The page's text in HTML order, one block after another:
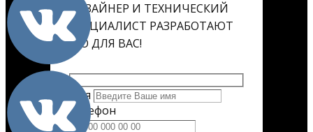
ДИЗАЙНЕР И ТЕХНИЧЕСКИЙ
СПЕЦИАЛИСТ РАЗРАБОТАЮТ
ЕГО ДЛЯ ВАС!
Имя
Телефон